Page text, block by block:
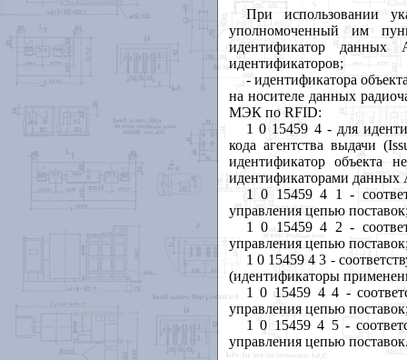
При использовании
уполномоченный им
идентификатор данных
идентификаторов;
- идентификатора
на носителе данных
МЭК по RFID:
1 0 15459 4 - для
кода агентства выдачи (
идентификатор объекта
идентификаторами данных
1 0 15459 4 1 -
управления цепью
1 0 15459 4 2 -
управления цепью
1 0 15459 4 3 -
(идентификаторы
1 0 15459 4 4 -
управления цепью
1 0 15459 4 5 -
управления цепью